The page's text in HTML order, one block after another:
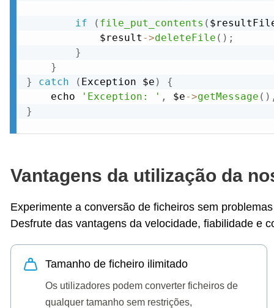
if ( file_put_contents (
            $result
->deleteFile ( ) ;
}
}
}
catch ( Exception $e )
{
    echo
'Exception: ' , $e->getMessage ( )
}
Vantagens da utilização da
Experimente a conversão de ficheiros sem
Desfrute das vantagens da velocidade, fiabilidade e
Tamanho de ficheiro ilimitado
Os utilizadores podem converter ficheiros de
qualquer tamanho sem restrições,